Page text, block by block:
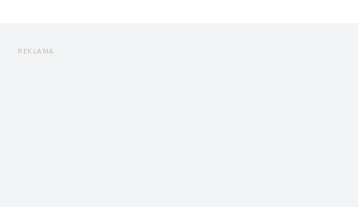
REKLAMA